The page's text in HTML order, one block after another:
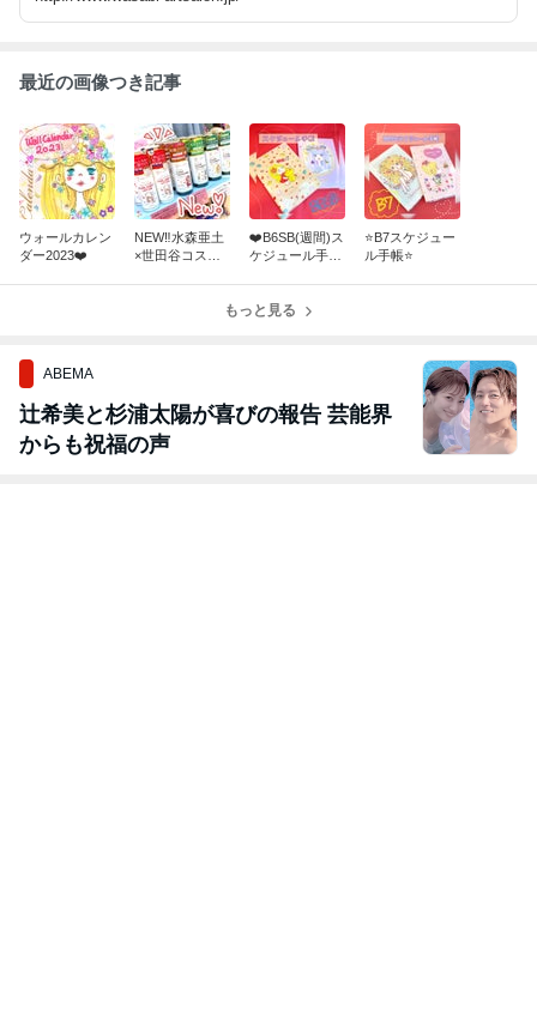
最近の画像つき記事
ウォールカレン
ダー2023❤️
NEW‼️水森亜土
×世田谷コスメ
❤️B6SB(週間)ス
ケジュール手帳
⭐️B7スケジュー
ル手帳⭐️
もっと見る
ABEMA
辻希美と杉浦太陽が喜びの報告 芸能界
からも祝福の声